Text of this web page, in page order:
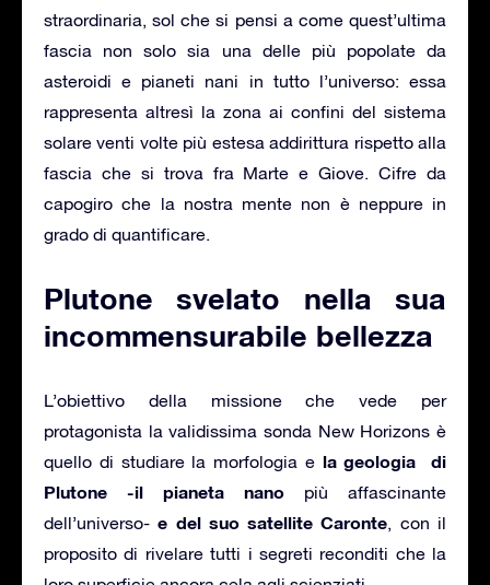
straordinaria, sol che si pensi a come quest’ultima
fascia non solo sia una delle più popolate da
asteroidi e pianeti nani in tutto l’universo: essa
rappresenta altresì la zona ai confini del sistema
solare venti volte più estesa addirittura rispetto alla
fascia che si trova fra Marte e Giove. Cifre da
capogiro che la nostra mente non è neppure in
grado di quantificare.
Plutone svelato nella sua
incommensurabile bellezza
L’obiettivo della missione che vede per
protagonista la validissima sonda New Horizons è
quello di studiare la morfologia e la geologia di
Plutone -il pianeta nano più affascinante
dell’universo-e del suo satellite Caronte, con il
proposito di rivelare tutti i segreti reconditi che la